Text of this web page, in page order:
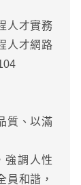
人才實務
人才網路
質、以滿
強調人性
員和諧，